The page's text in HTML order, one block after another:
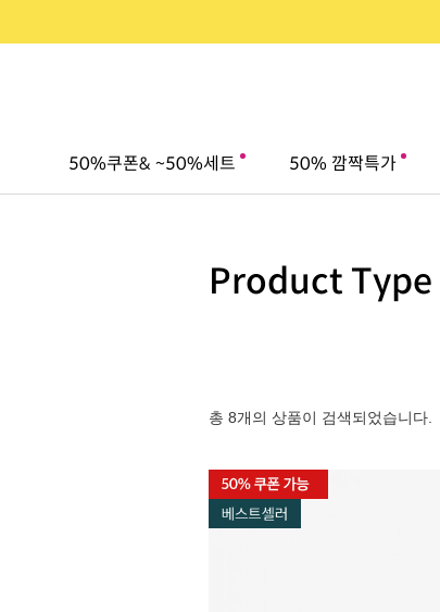
50%쿠폰& ~50%세트 50% 깜짝특가
Product Type
총 8개의 상품이 검색되었습니다.